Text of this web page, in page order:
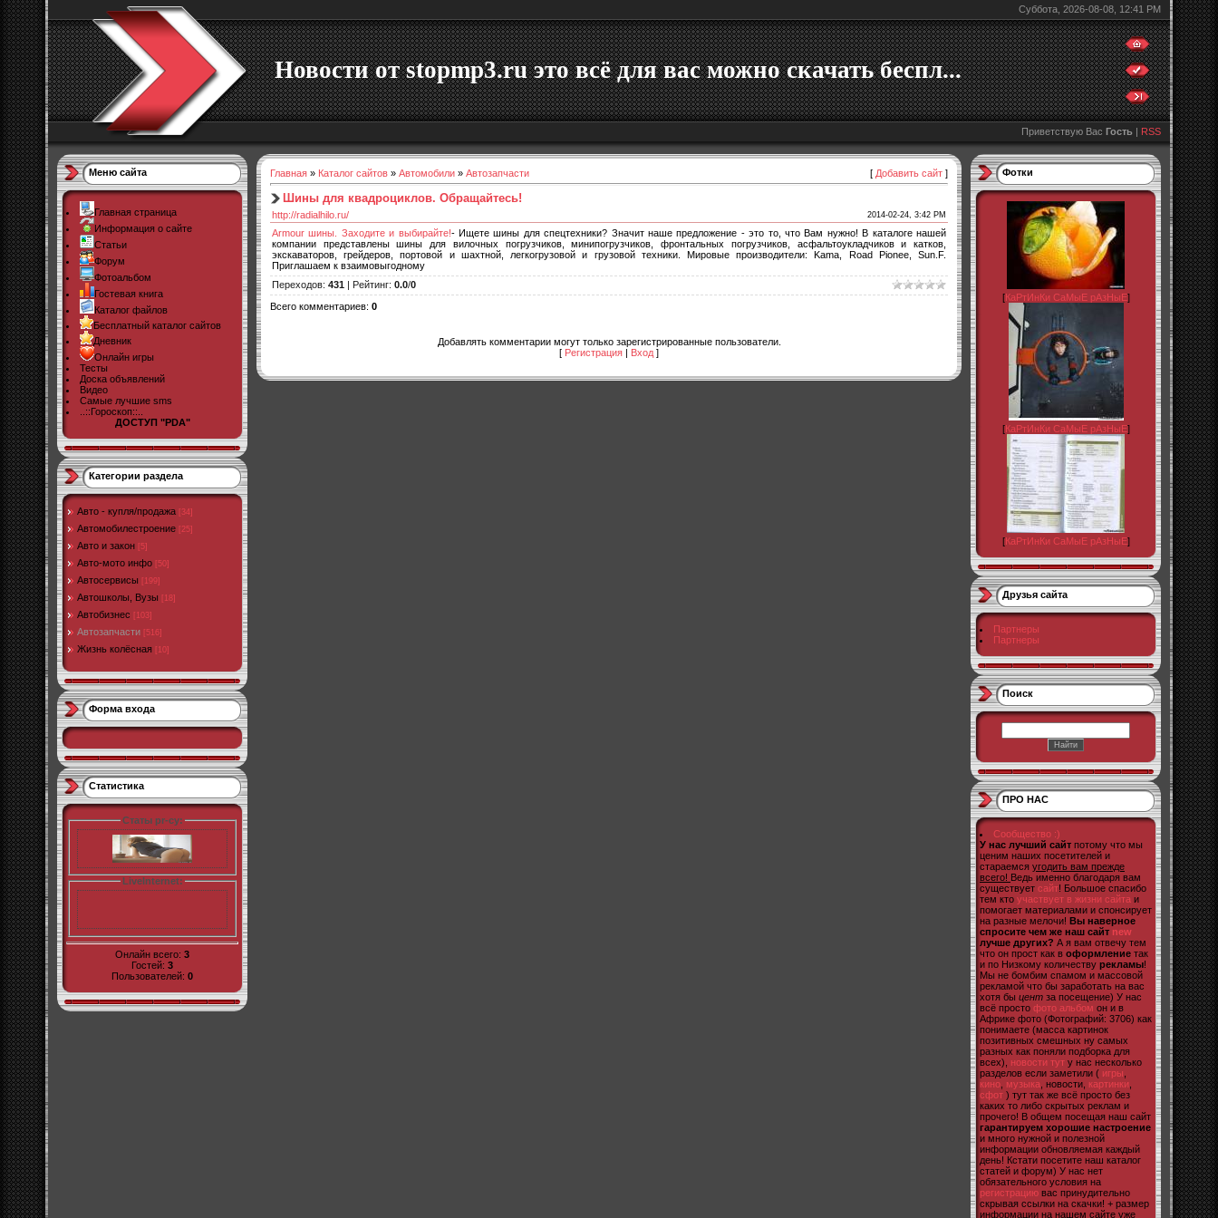
Суббота, 2026-08-08, 12:41 PM
Новости от stopmp3.ru это всё для вас можно скачать беспл...
Приветствую Вас Гость | RSS
Меню сайта
Главная страница
Информация о сайте
Статьи
Форум
Фотоальбом
Гостевая книга
Каталог файлов
Бесплатный каталог сайтов
Дневник
Онлайн игры
Тесты
Доска объявлений
Видео
Самые лучшие sms
..::Гороскоп::..
ДОСТУП "PDA"
Категории раздела
Авто - купля/продажа [34]
Автомобилестроение [25]
Авто и закон [5]
Авто-мото инфо [50]
Автосервисы [199]
Автошколы, Вузы [18]
Автобизнес [103]
Автозапчасти [516]
Жизнь колёсная [10]
Форма входа
Статистика
Статы pr-cy:
LiveInternet:
Онлайн всего: 3
Гостей: 3
Пользователей: 0
Главная » Каталог сайтов » Автомобили » Автозапчасти [ Добавить сайт ]
Шины для квадроциклов. Обращайтесь!
http://radialhilo.ru/ 2014-02-24, 3:42 PM
Armour шины. Заходите и выбирайте!- Ищете шины для спецтехники? Значит наше предложение - это то, что Вам нужно! В каталоге нашей
компании представлены шины для вилочных погрузчиков, минипогрузчиков, фронтальных погрузчиков, асфальтоукладчиков и катков,
экскаваторов, грейдеров, портовой и шахтной, легкогрузовой и грузовой техники. Мировые производители: Kama, Road Pionee, Sun.F.
Приглашаем к взаимовыгодному
Переходов: 431 | Рейтинг: 0.0/0
Всего комментариев: 0
Добавлять комментарии могут только зарегистрированные пользователи.
[ Регистрация | Вход ]
Фотки
[КаРтИнКи СаМыЕ рАзНыЕ]
[КаРтИнКи СаМыЕ рАзНыЕ]
[КаРтИнКи СаМыЕ рАзНыЕ]
Друзья сайта
Партнеры
Партнеры
Поиск
ПРО НАС
Сообщество :)
У нас лучший сайт потому что мы
ценим наших посетителей и
стараемся угодить вам прежде
всего! Ведь именно благодаря вам
существует сайт! Большое спасибо
тем кто участвует в жизни сайта и
помогает материалами и спонсирует
на разные мелочи! Вы наверное
спросите чем же наш сайт new
лучше других? А я вам отвечу тем
что он прост как в оформление так
и по Низкому количеству рекламы!
Мы не бомбим спамом и массовой
рекламой что бы заработать на вас
хотя бы цент за посещение) У нас
всё просто фото альбом он и в
Африке фото (Фотографий: 3706) как
понимаете (масса картинок
позитивных смешных ну самых
разных как поняли подборка для
всех), новости тут у нас несколько
разделов если заметили ( игры
кино музыка , новости, картинки
сфот ) тут так же всё просто без
каких то либо скрытых реклам и
прочего! В общем посещая наш сайт
гарантируем хорошие настроение
и много нужной и полезной
информации обновляемая каждый
день! Кстати посетите наш каталог
статей и форум) У нас нет
обязательного условия на
регистрацию вас принудительно
скрывая ссылки на скачки! + размер
информации на нашем сайте уже